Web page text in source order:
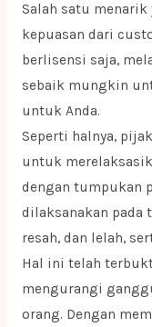
Salah satu menarik
kepuasan dari
berlisensi saja,
sebaik mungkin
untuk Anda.
Seperti halnya,
untuk
dengan tumpukan
dilaksanakan pada
resah, dan lelah,
Hal ini telah
mengurangi
orang. Dengan